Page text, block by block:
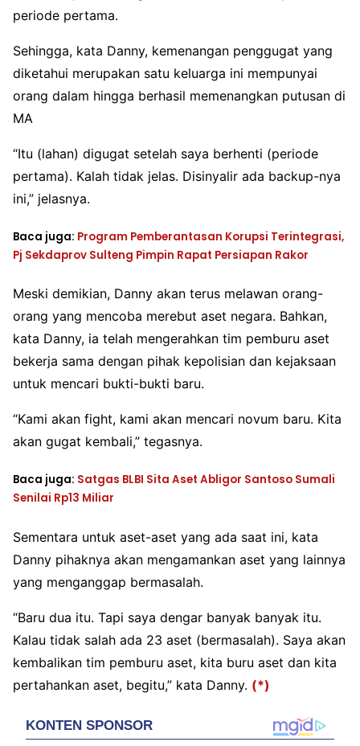
periode pertama.
Sehingga, kata Danny, kemenangan penggugat yang
diketahui merupakan satu keluarga ini mempunyai
orang dalam hingga berhasil memenangkan putusan di
MA
“Itu (lahan) digugat setelah saya berhenti (periode
pertama). Kalah tidak jelas. Disinyalir ada backup-nya
ini,” jelasnya.
Baca juga: Program Pemberantasan Korupsi Terintegrasi,
Pj Sekdaprov Sulteng Pimpin Rapat Persiapan Rakor
Meski demikian, Danny akan terus melawan orang-
orang yang mencoba merebut aset negara. Bahkan,
kata Danny, ia telah mengerahkan tim pemburu aset
bekerja sama dengan pihak kepolisian dan kejaksaan
untuk mencari bukti-bukti baru.
“Kami akan fight, kami akan mencari novum baru. Kita
akan gugat kembali,” tegasnya.
Baca juga: Satgas BLBI Sita Aset Abligor Santoso Sumali
Senilai Rp13 Miliar
Sementara untuk aset-aset yang ada saat ini, kata
Danny pihaknya akan mengamankan aset yang lainnya
yang menganggap bermasalah.
“Baru dua itu. Tapi saya dengar banyak banyak itu.
Kalau tidak salah ada 23 aset (bermasalah). Saya akan
kembalikan tim pemburu aset, kita buru aset dan kita
pertahankan aset, begitu,” kata Danny. (*)